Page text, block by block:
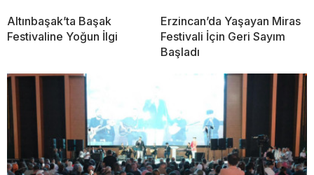
Altınbaşak’ta Başak
Festivaline Yoğun İlgi
Erzincan’da Yaşayan Miras
Festivali İçin Geri Sayım
Başladı